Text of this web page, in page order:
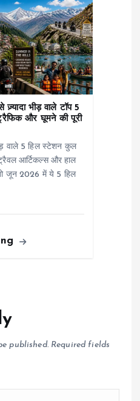
ज़्यादा भीड़ वाले टॉप 5
और घूमने की पूरी
वाले 5 हिल स्टेशन कुल
आर्टिकल्स और हाल
जून 2026 में ये 5 हिल
published. Required fields